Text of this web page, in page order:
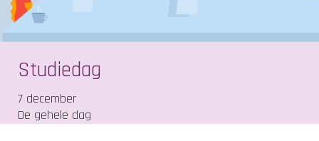
Studiedag
7 december
De gehele dag